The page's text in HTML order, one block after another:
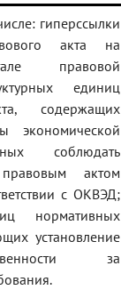
гиперссылки
акта на
правовой
единиц
содержащих
экономической
соблюдать
актом
с ОКВЭД;
нормативных
установление
за